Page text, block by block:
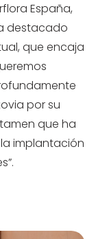
España,
destacado
que encaja
por su
que ha
implantación